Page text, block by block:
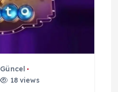
Güncel
18 views